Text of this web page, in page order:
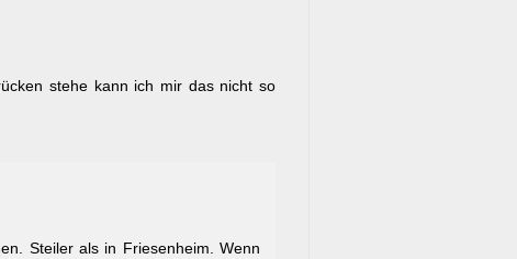
stehe kann ich mir das nicht so
Steiler als in Friesenheim. Wenn